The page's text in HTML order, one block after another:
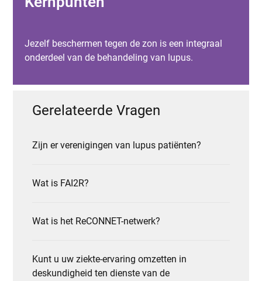
Jezelf beschermen tegen de zon is een integraal
onderdeel van de behandeling van lupus.
Gerelateerde Vragen
Zijn er verenigingen van lupus patiënten?
Wat is FAI2R?
Wat is het ReCONNET-netwerk?
Kunt u uw ziekte-ervaring omzetten in
deskundigheid ten dienste van de